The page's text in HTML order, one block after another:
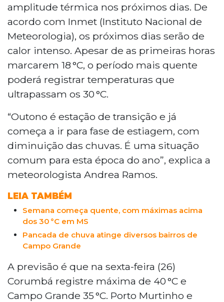
amplitude térmica nos próximos dias. De
acordo com Inmet (Instituto Nacional de
Meteorologia), os próximos dias serão de
calor intenso. Apesar de as primeiras horas
marcarem 18 °C, o período mais quente
poderá registrar temperaturas que
ultrapassam os 30 °C.
“Outono é estação de transição e já
começa a ir para fase de estiagem, com
diminuição das chuvas. É uma situação
comum para esta época do ano”, explica a
meteorologista Andrea Ramos.
LEIA TAMBÉM
Semana começa quente, com máximas acima
dos 30 °C em MS
Pancada de chuva atinge diversos bairros de
Campo Grande
A previsão é que na sexta-feira (26)
Corumbá registre máxima de 40 °C e
Campo Grande 35 °C. Porto Murtinho e